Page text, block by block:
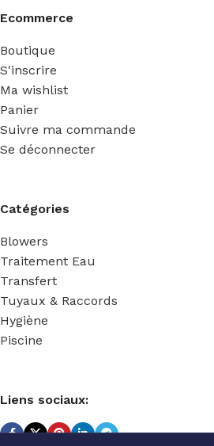
Ecommerce
Boutique
S'inscrire
Ma wishlist
Panier
Suivre ma commande
Se déconnecter
Catégories
Blowers
Traitement Eau
Transfert
Tuyaux & Raccords
Hygiène
Piscine
Liens sociaux: